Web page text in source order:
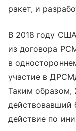
ракет, и
В 2018 году
из договора
в
участие в
Таким образом,
действовавший
действие по